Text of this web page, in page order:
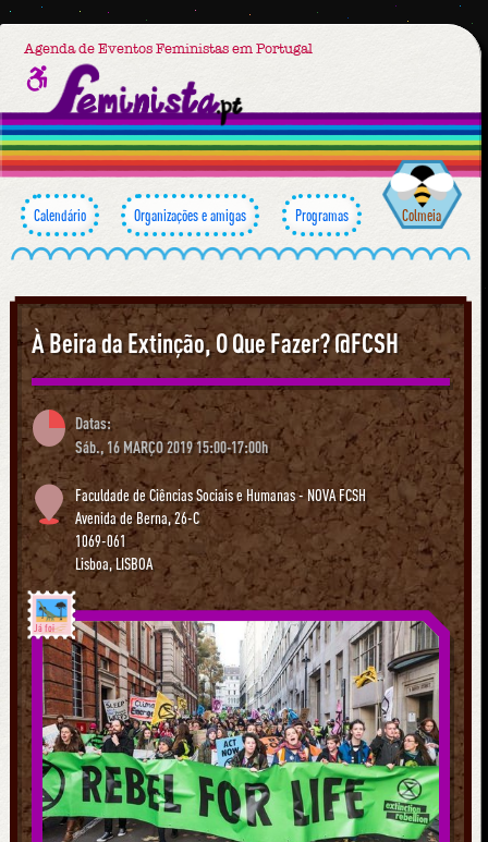
Agenda de Eventos Feministas em Portugal
Calendário Organizações e amigas Programas Colmeia
À Beira da Extinção, O Que Fazer? @FCSH
Datas:
Sáb., 16 MARÇO 2019 15:00-17:00h
Faculdade de Ciências Sociais e Humanas - NOVA FCSH
Avenida de Berna, 26-C
1069-061
Lisboa,LISBOA
Já foi